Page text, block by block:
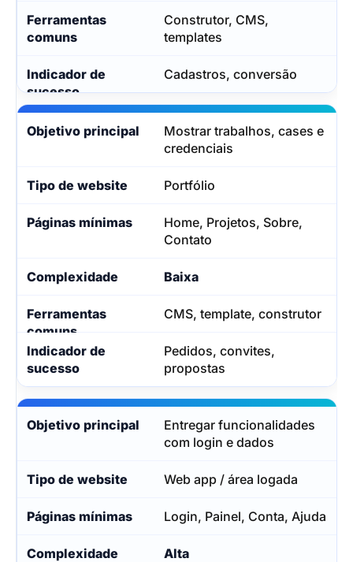
Construtor, CMS,
templates
Cadastros, conversão
Mostrar trabalhos, cases e
credenciais
Portfólio
Home, Projetos, Sobre,
Contato
Baixa
CMS, template, construtor
Pedidos, convites,
propostas
Entregar funcionalidades
com login e dados
Web app / área logada
Login, Painel, Conta, Ajuda
Alta